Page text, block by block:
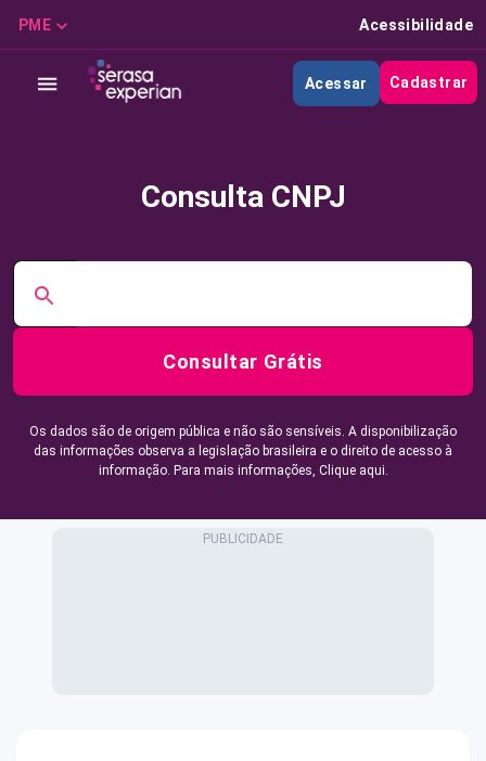
PME Acessibilidade
Acessar Cadastrar
Consulta CNPJ
Consultar Grátis
Os dados são de origem pública e não são sensíveis. A disponibilização
das informações observa a legislação brasileira e o direito de acesso à
informação. Para mais informações, Clique aqui.